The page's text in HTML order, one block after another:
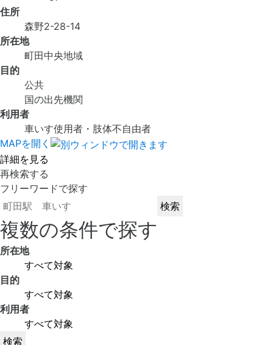
住所
森野2-28-14
所在地
町田中央地域
目的
公共
国の出先機関
利用者
車いす使用者・肢体不自由者
MAPを開く
詳細を見る
再検索する
フリーワードで探す
複数の条件で探す
所在地
目的
利用者